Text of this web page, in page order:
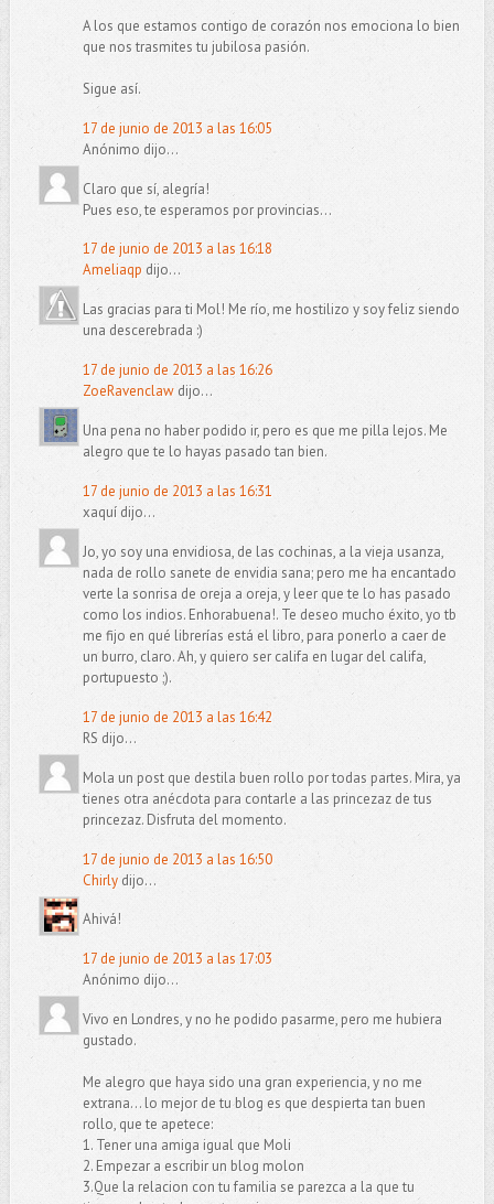
A los que estamos contigo de corazón nos emociona lo bien
que nos trasmites tu jubilosa pasión.
Sigue así.
17 de junio de 2013 a las 16:05
Anónimo dijo...
Claro que sí, alegría!
Pues eso, te esperamos por provincias...
17 de junio de 2013 a las 16:18
Ameliaqp dijo...
Las gracias para ti Mol! Me río, me hostilizo y soy feliz siendo
una descerebrada :)
17 de junio de 2013 a las 16:26
ZoeRavenclawdijo...
Una pena no haber podido ir, pero es que me pilla lejos. Me
alegro que te lo hayas pasado tan bien.
17 de junio de 2013 a las 16:31
xaquí dijo...
Jo, yo soy una envidiosa, de las cochinas, a la vieja usanza,
nada de rollo sanete de envidia sana; pero me ha encantado
verte la sonrisa de oreja a oreja, y leer que te lo has pasado
como los indios. Enhorabuena!. Te deseo mucho éxito, yo tb
me fijo en qué librerías está el libro, para ponerlo a caer de
un burro, claro. Ah, y quiero ser califa en lugar del califa,
portupuesto ;).
17 de junio de 2013 a las 16:42
RS dijo...
Mola un post que destila buen rollo por todas partes. Mira, ya
tienes otra anécdota para contarle a las princezaz de tus
princezaz. Disfruta del momento.
17 de junio de 2013 a las 16:50
Chirlydijo...
Ahivá!
17 de junio de 2013 a las 17:03
Anónimo dijo...
Vivo en Londres, y no he podido pasarme, pero me hubiera
gustado.
Me alegro que haya sido una gran experiencia, y no me
extrana... lo mejor de tu blog es que despierta tan buen
rollo, que te apetece:
1. Tener una amiga igual que Moli
2. Empezar a escribir un blog molon
3.Que la relacion con tu familia se parezca a la que tu